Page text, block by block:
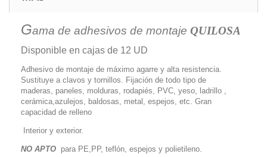
Gama de adhesivos de montaje QUILOSA
Disponible en cajas de 12 UD
Adhesivo de montaje de máximo agarre y alta resistencia.
Sustituye a clavos y tornillos. Fijación de todo tipo de
maderas, paneles, molduras, rodapiés, PVC, yeso, ladrillo ,
cerámica,azulejos, baldosas, metal, espejos, etc. Gran
capacidad de relleno
Interior y exterior.
NO APTO para PE,PP, teflón, espejos y polietileno.